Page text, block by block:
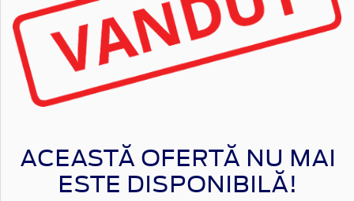
ACEASTĂ OFERTĂ NU MAI
ESTE DISPONIBILĂ!